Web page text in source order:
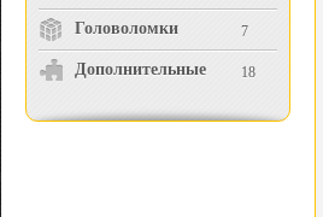
Головоломки 7
Дополнительные 18